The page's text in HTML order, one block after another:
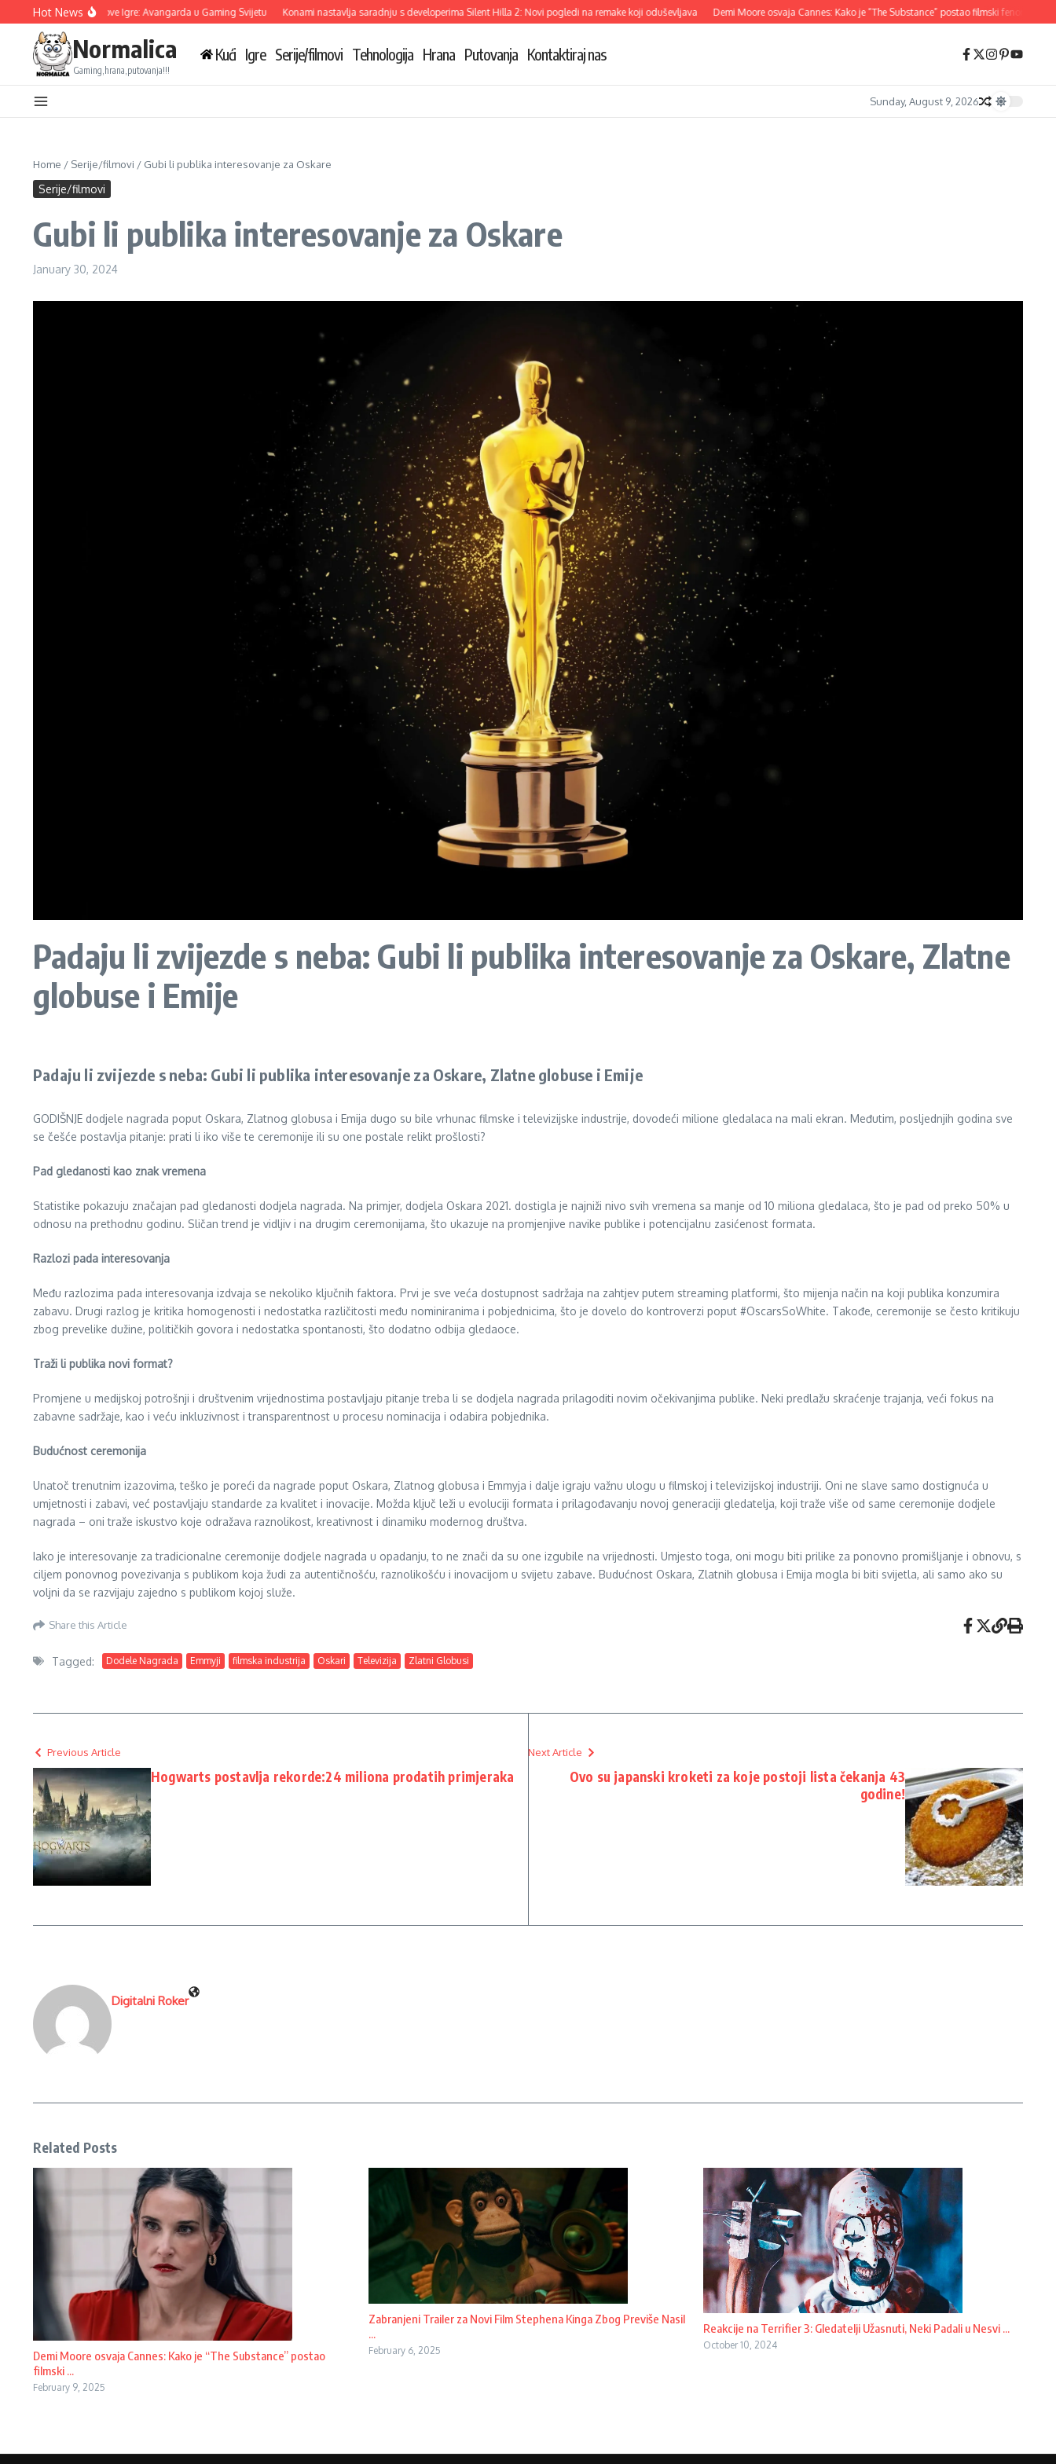
Skip to content
Hot News
Otkriva Tri Nove Igre: Avangarda u Gaming Svijetu Konami nastavlja saradnju s developerima Silent Hilla 2: Novi pogledi na remake koji oduševljava Demi Moore osvaja Cannes: Kako je “The Substance” postao filmski fenomen 2024.
Normalica
Gaming,hrana,putovanja!!!
Kući Igre Serije/filmovi Tehnologija Hrana Putovanja Kontaktiraj nas
Sunday, August 9, 2026
Home / Serije/filmovi / Gubi li publika interesovanje za Oskare
Serije/filmovi
Gubi li publika interesovanje za Oskare
January 30, 2024
Padaju li zvijezde s neba: Gubi li publika interesovanje za Oskare, Zlatne
globuse i Emije
Padaju li zvijezde s neba: Gubi li publika interesovanje za Oskare, Zlatne globuse i Emije
GODIŠNJE dodjele nagrada poput Oskara, Zlatnog globusa i Emija dugo su bile vrhunac filmske i televizijske industrije, dovodeći milione gledalaca na mali ekran. Međutim, posljednjih godina sve
se češće postavlja pitanje: prati li iko više te ceremonije ili su one postale relikt prošlosti?
Pad gledanosti kao znak vremena
Statistike pokazuju značajan pad gledanosti dodjela nagrada. Na primjer, dodjela Oskara 2021. dostigla je najniži nivo svih vremena sa manje od 10 miliona gledalaca, što je pad od preko 50% u
odnosu na prethodnu godinu. Sličan trend je vidljiv i na drugim ceremonijama, što ukazuje na promjenjive navike publike i potencijalnu zasićenost formata.
Razlozi pada interesovanja
Među razlozima pada interesovanja izdvaja se nekoliko ključnih faktora. Prvi je sve veća dostupnost sadržaja na zahtjev putem streaming platformi, što mijenja način na koji publika konzumira
zabavu. Drugi razlog je kritika homogenosti i nedostatka različitosti među nominiranima i pobjednicima, što je dovelo do kontroverzi poput #OscarsSoWhite. Takođe, ceremonije se često kritikuju
zbog prevelike dužine, političkih govora i nedostatka spontanosti, što dodatno odbija gledaoce.
Traži li publika novi format?
Promjene u medijskoj potrošnji i društvenim vrijednostima postavljaju pitanje treba li se dodjela nagrada prilagoditi novim očekivanjima publike. Neki predlažu skraćenje trajanja, veći fokus na
zabavne sadržaje, kao i veću inkluzivnost i transparentnost u procesu nominacija i odabira pobjednika.
Budućnost ceremonija
Unatoč trenutnim izazovima, teško je poreći da nagrade poput Oskara, Zlatnog globusa i Emmyja i dalje igraju važnu ulogu u filmskoj i televizijskoj industriji. Oni ne slave samo dostignuća u
umjetnosti i zabavi, već postavljaju standarde za kvalitet i inovacije. Možda ključ leži u evoluciji formata i prilagođavanju novoj generaciji gledatelja, koji traže više od same ceremonije dodjele
nagrada – oni traže iskustvo koje odražava raznolikost, kreativnost i dinamiku modernog društva.
Iako je interesovanje za tradicionalne ceremonije dodjele nagrada u opadanju, to ne znači da su one izgubile na vrijednosti. Umjesto toga, oni mogu biti prilike za ponovno promišljanje i obnovu, s
ciljem ponovnog povezivanja s publikom koja žudi za autentičnošću, raznolikošću i inovacijom u svijetu zabave. Budućnost Oskara, Zlatnih globusa i Emija mogla bi biti svijetla, ali samo ako su
voljni da se razvijaju zajedno s publikom kojoj služe.
Share this Article
Tagged: Dodele Nagrada Emmyji filmska industrija Oskari Televizija Zlatni Globusi
Previous Article
Hogwarts postavlja rekorde:24 miliona prodatih primjeraka
Next Article
Ovo su japanski kroketi za koje postoji lista čekanja 43
godine!
Digitalni Roker
Related Posts
Demi Moore osvaja Cannes: Kako je “The Substance” postao
filmski ...
February 9, 2025
Zabranjeni Trailer za Novi Film Stephena Kinga Zbog Previše Nasil
...
February 6, 2025
Reakcije na Terrifier 3: Gledatelji Užasnuti, Neki Padali u Nesvi ...
October 10, 2024